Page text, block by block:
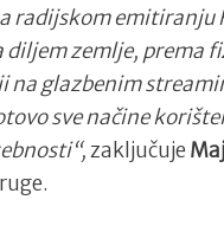
radijskom emitiranju
zemlje, prema
glazbenim
sve načine
zaključuje